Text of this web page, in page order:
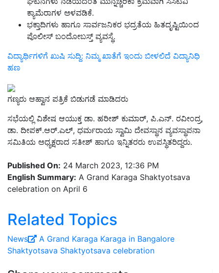
ಕ್ಯಾಮೆರಾಗಳ ಅಳವಡಿಕೆ.
ಭಕ್ತಾದಿಗಳು ಹಾಗೂ ಸಾರ್ವಜನಿಕರ ಭದ್ರತೆಯ ಹಿತದೃಷ್ಟಿಯಿಂದ
ಪೊಲೀಸ್ ಬಂದೋಬಸ್ತ್ ವ್ಯವಸ್ಥೆ.
ವಿದ್ಯಾರ್ಥಿಗಳಿಗೆ ಖುಷಿ ಸುದ್ದಿ: ನಿಮ್ಮ ಖಾತೆಗೆ ಇಂದು ಬೀಳಲಿದೆ ವಿದ್ಯಾನಿಧಿ
ಹಣ
ಗಣ್ಯರು ಆಹ್ವಾನ ಪತ್ರಿಕೆ ಬಿಡುಗಡೆ ಮಾಡಿದರು
ಸಭೆಯಲ್ಲಿ ವಿಶೇಷ ಆಯುಕ್ತ ಡಾ. ಹರೀಶ್ ಕುಮಾರ್, ಪಿ.ಎನ್. ರವೀಂದ್ರ,
ಡಾ. ದೀಪಕ್.ಆರ್.ಎಲ್, ಧರ್ಮರಾಯ ಸ್ವಾಮಿ ದೇವಸ್ಥಾನ ವ್ಯವಸ್ಥಾಪನಾ
ಸಮಿತಿಯ ಅಧ್ಯಕ್ಷರಾದ ಸತೀಶ್ ಹಾಗೂ ಇನ್ನಿತರರು ಉಪಸ್ಥಿತರಿದ್ದರು.
Published On: 24 March 2023, 12:36 PM
English Summary: A Grand Karaga Shaktyotsava
celebration on April 6
Related Topics
News A Grand Karaga Karaga in Bangalore
Shaktyotsava Shaktyotsava celebration